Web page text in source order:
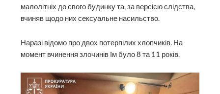
малолітніх до свого будинку та, за версією слідства,
вчиняв щодо них сексуальне насильство.
Наразі відомо про двох потерпілих хлопчиків. На
момент вчинення злочинів їм було 8 та 11 років.